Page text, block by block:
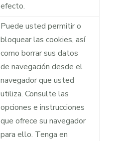
efecto.
Puede usted permitir o
bloquear las cookies, así
como borrar sus datos
de navegación desde el
navegador que usted
utiliza. Consulte las
opciones e instrucciones
que ofrece su navegador
para ello. Tenga en